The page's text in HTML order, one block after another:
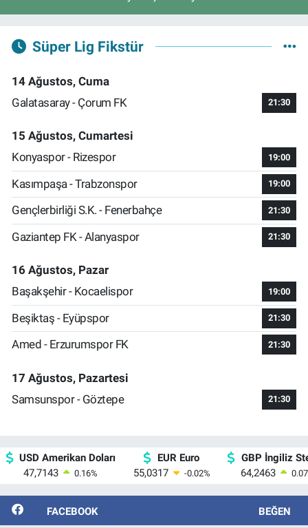
Süper Lig Fikstür
14 Ağustos, Cuma
Galatasaray - Çorum FK
21:30
15 Ağustos, Cumartesi
Konyaspor - Rizespor
19:00
Kasımpaşa - Trabzonspor 19:00
Gençlerbirliği S.K. - Fenerbahçe 21:30
Gaziantep FK - Alanyaspor 21:30
16 Ağustos, Pazar
Başakşehir - Kocaelispor
19:00
Beşiktaş - Eyüpspor 21:30
Amed - Erzurumspor FK 21:30
17 Ağustos, Pazartesi
Samsunspor - Göztepe
21:30
USD Amerikan Doları
47,7143
0.16%
EUR Euro
55,0317
-0.02%
GBP İngiliz
64,2463
0.07
FACEBOOK BEĞEN